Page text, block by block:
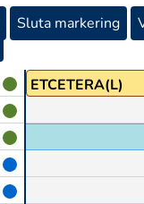
Sluta markering
ETCETERA(L)